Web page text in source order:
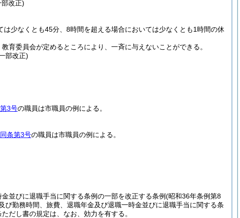
改正)
少なくとも45分、8時間を超える場合においては少なくとも1時間の休
育委員会が定めるところにより、一斉に与えないことができる。
部改正)
3号の職員は市職員の例による。
同条第3号の職員は市職員の例による。
並びに退職手当に関する条例の一部を改正する条例(昭和36年条例第8
勤務時間、旅費、退職年金及び退職一時金並びに退職手当に関する条
だし書の規定は、なお、効力を有する。